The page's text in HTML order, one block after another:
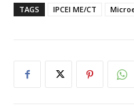
TAGS IPCEI ME/CT